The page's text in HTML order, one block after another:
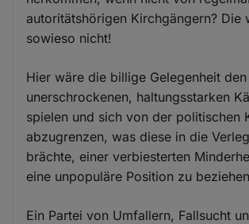
autoritätshörigen Kirchgängern? Die
sowieso nicht!
Hier wäre die billige Gelegenheit den
unerschrockenen, haltungsstarken
spielen und sich von der politischen
abzugrenzen, was diese in die
brächte, einer verbiesterten
eine unpopuläre Position zu
Ein Partei von Umfallern, Fallsucht